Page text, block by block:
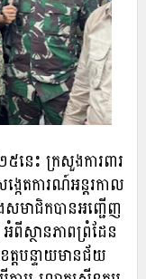
នេះ ក្រសួងការពារ
េតការណ៍អន្តរកាល
មាជិកបានអញ្ជើញ
ពីស្ថានភាពព្រំដែន
តបន្ទាយមានជ័យ